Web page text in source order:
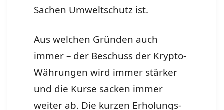
Sachen Umweltschutz ist.
Aus welchen Gründen auch
immer – der Beschuss der Krypto-
Währungen wird immer stärker
und die Kurse sacken immer
weiter ab. Die kurzen Erholungs-